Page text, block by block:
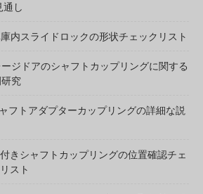
通し
内スライドロックの形状チェックリスト
ジドアのシャフトカップリングに関する
究
フトアダプターカップリングの詳細な説
きシャフトカップリングの位置確認チェ
スト